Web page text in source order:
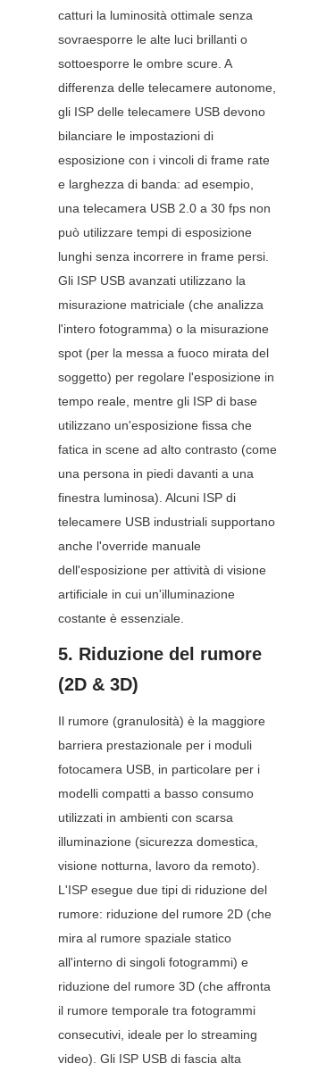
catturi la luminosità ottimale senza
sovraesporre le alte luci brillanti o
sottoesporre le ombre scure. A
differenza delle telecamere autonome,
gli ISP delle telecamere USB devono
bilanciare le impostazioni di
esposizione con i vincoli di frame rate
e larghezza di banda: ad esempio,
una telecamera USB 2.0 a 30 fps non
può utilizzare tempi di esposizione
lunghi senza incorrere in frame persi.
Gli ISP USB avanzati utilizzano la
misurazione matriciale (che analizza
l'intero fotogramma) o la misurazione
spot (per la messa a fuoco mirata del
soggetto) per regolare l'esposizione in
tempo reale, mentre gli ISP di base
utilizzano un'esposizione fissa che
fatica in scene ad alto contrasto (come
una persona in piedi davanti a una
finestra luminosa). Alcuni ISP di
telecamere USB industriali supportano
anche l'override manuale
dell'esposizione per attività di visione
artificiale in cui un'illuminazione
costante è essenziale.
5. Riduzione del rumore
(2D & 3D)
Il rumore (granulosità) è la maggiore
barriera prestazionale per i moduli
fotocamera USB, in particolare per i
modelli compatti a basso consumo
utilizzati in ambienti con scarsa
illuminazione (sicurezza domestica,
visione notturna, lavoro da remoto).
L'ISP esegue due tipi di riduzione del
rumore: riduzione del rumore 2D (che
mira al rumore spaziale statico
all'interno di singoli fotogrammi) e
riduzione del rumore 3D (che affronta
il rumore temporale tra fotogrammi
consecutivi, ideale per lo streaming
video). Gli ISP USB di fascia alta